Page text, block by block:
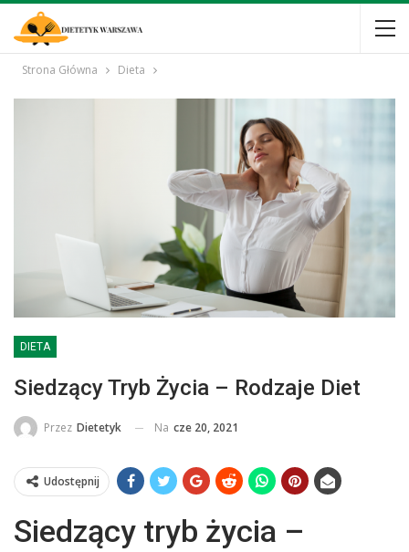
Strona Główna Dieta
DIETA
Siedzący Tryb Życia – Rodzaje Diet
Przez Dietetyk Na cze 20, 2021
Udostępnij
Siedzący tryb życia –